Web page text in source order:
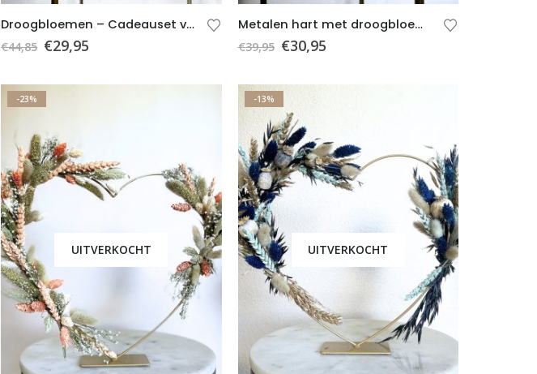
Droogbloemen – Cadeauset van 3 kruikjes met droogbloemen
€44,85 €29,95
Metalen hart met droogbloemen 7 – Valentijnscadeau – Roze – Goud – Wit – Paars
€39,95 €30,95
-23%
UITVERKOCHT
-13%
UITVERKOCHT